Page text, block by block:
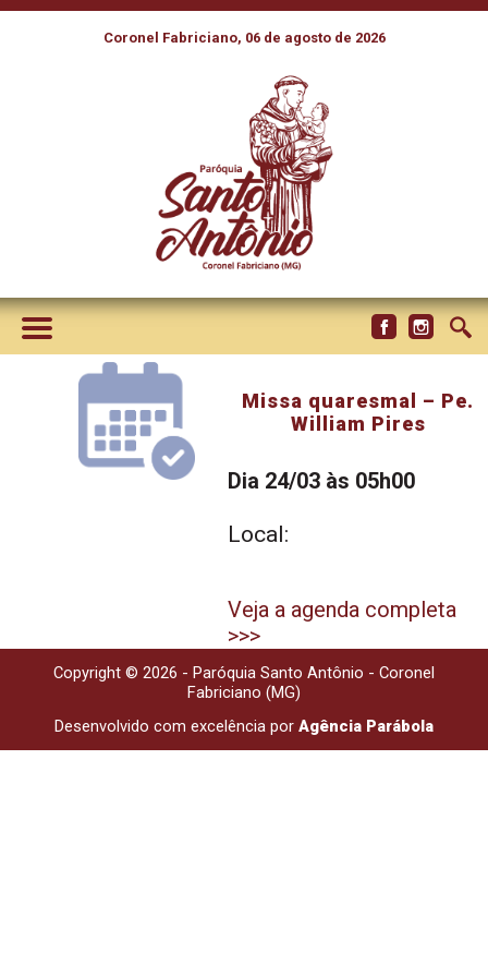
Coronel Fabriciano, 06 de agosto de 2026
Missa quaresmal – Pe.
William Pires
Dia 24/03 às 05h00
Local:
Veja a agenda completa
>>>
Copyright © 2026 - Paróquia Santo Antônio - Coronel
Fabriciano (MG)
Desenvolvido com excelência por Agência Parábola